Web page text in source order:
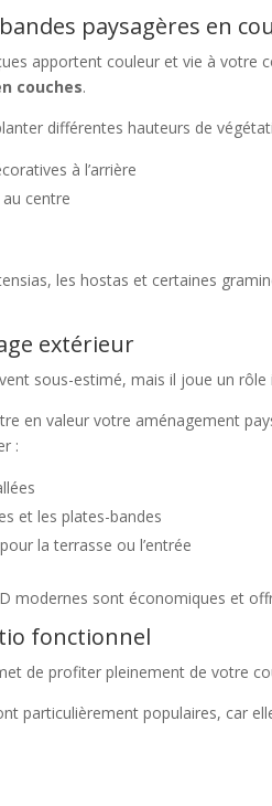
paysagères en
apportent couleur et vie à votre
couches.
différentes hauteurs de
à l’arrière
centre
les hostas et certaines
extérieur
sous-estimé, mais il joue un
en valeur votre aménagement
:
et les plates-bandes
la terrasse ou l’entrée
modernes sont économiques et
fonctionnel
de profiter pleinement de votre
particulièrement populaires, car